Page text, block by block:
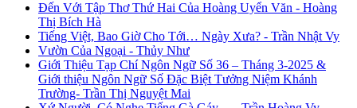
Đến Với Tập Thơ Thứ Hai Của Hoàng Uyển Văn - Hoàng
Thị Bích Hà
Tiếng Việt, Bao Giờ Cho Tới… Ngày Xưa? - Trần Nhật Vy
Vườn Của Ngoại - Thủy Như
Giới Thiệu Tạp Chí Ngôn Ngữ Số 36 – Tháng 3-2025 &
Giới thiệu Ngôn Ngữ Số Đặc Biệt Tưởng Niệm Khánh
Trường- Trần Thị Nguyệt Mai